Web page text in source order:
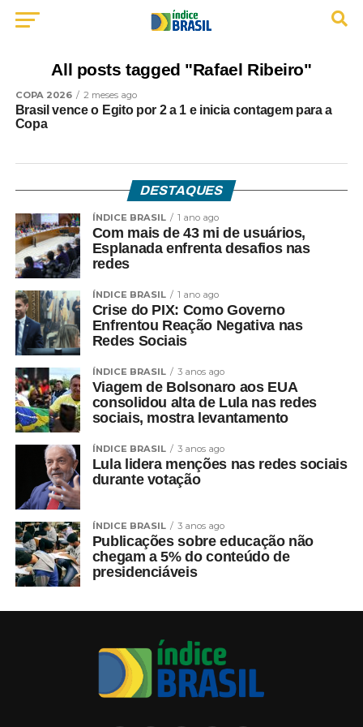
All posts tagged "Rafael Ribeiro"
COPA 2026 2 meses ago
Brasil vence o Egito por 2 a 1 e inicia contagem para a
Copa
DESTAQUES
ÍNDICE BRASIL 1 ano ago
Com mais de 43 mi de usuários,
Esplanada enfrenta desafios nas
redes
ÍNDICE BRASIL 1 ano ago
Crise do PIX: Como Governo
Enfrentou Reação Negativa nas
Redes Sociais
ÍNDICE BRASIL 3 anos ago
Viagem de Bolsonaro aos EUA
consolidou alta de Lula nas redes
sociais, mostra levantamento
ÍNDICE BRASIL 3 anos ago
Lula lidera menções nas redes sociais
durante votação
ÍNDICE BRASIL 3 anos ago
Publicações sobre educação não
chegam a 5% do conteúdo de
presidenciáveis